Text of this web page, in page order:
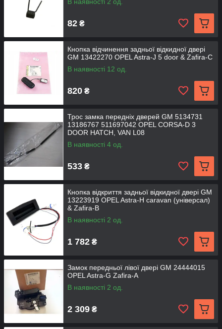
82 ₴
Кнопка відчинення задньої відкидної двері
GM 13422270 OPEL Astra-J 5 door & Zafira-C
В наявності 12 од.
820 ₴
Трос замка передніх дверей GM 5134731
13186767 511697042 OPEL CORSA-D 3
DOOR HATCH, VAN L08
В наявності 4 од.
533 ₴
Кнопка відкриття задньої відкидної двері GM
13223919 OPEL Astra-H caravan (універсал)
& Zafira-B
В наявності 2 од.
1 782 ₴
Замок передньої лівої двері GM 24444015
OPEL Astra-G Zafira-A
В наявності 2 од.
2 309 ₴